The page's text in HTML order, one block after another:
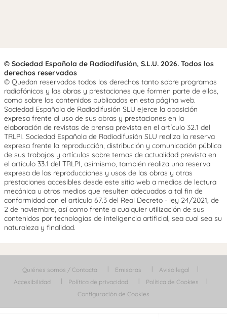
© Sociedad Española de Radiodifusión, S.L.U. 2026. Todos los
derechos reservados
© Quedan reservados todos los derechos tanto sobre programas
radiofónicos y las obras y prestaciones que formen parte de ellos,
como sobre los contenidos publicados en esta página web.
Sociedad Española de Radiodifusión SLU ejerce la oposición
expresa frente al uso de sus obras y prestaciones en la
elaboración de revistas de prensa prevista en el artículo 32.1 del
TRLPI. Sociedad Española de Radiodifusión SLU realiza la reserva
expresa frente la reproducción, distribución y comunicación pública
de sus trabajos y artículos sobre temas de actualidad prevista en
el artículo 33.1 del TRLPI, asimismo, también realiza una reserva
expresa de las reproducciones y usos de las obras y otras
prestaciones accesibles desde este sitio web a medios de lectura
mecánica u otros medios que resulten adecuados a tal fin de
conformidad con el artículo 67.3 del Real Decreto - ley 24/2021, de
2 de noviembre, así como frente a cualquier utilización de sus
contenidos por tecnologías de inteligencia artificial, sea cual sea su
naturaleza y finalidad.
Quiénes somos / Contacta Emisoras
Aviso legal
Accesibilidad
Política de privacidad
Política de Cookies
Configuración de Cookies